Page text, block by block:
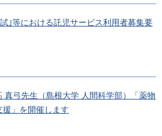
｣等における託児サービス利用者募集要
真弓先生（島根大学 人間科学部）「薬物
」を開催します